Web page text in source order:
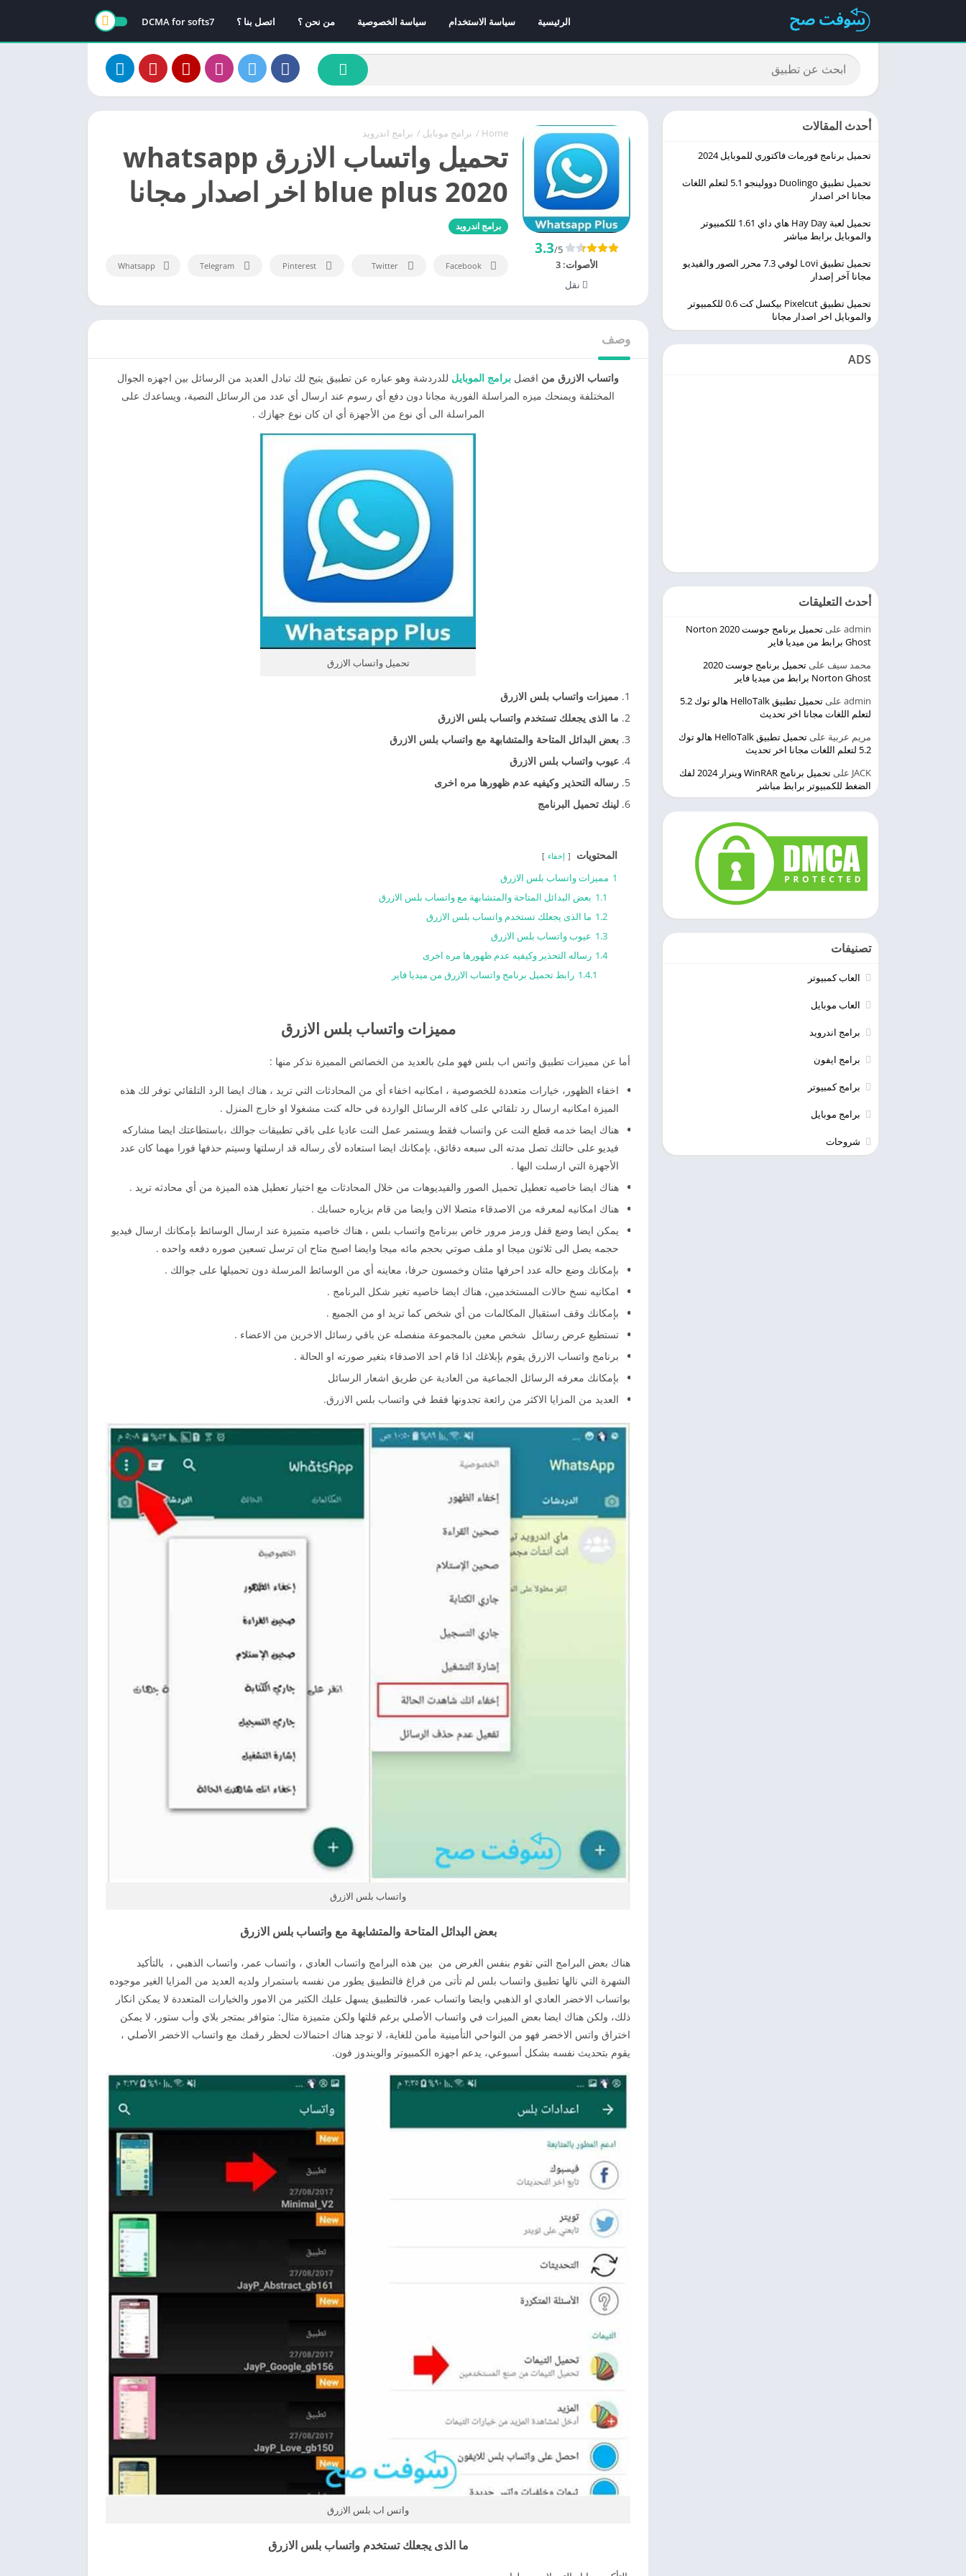
الرئيسية سياسة الاستخدام سياسة الخصوصية من نحن ؟ اتصل بنا ؟ DCMA for softs7
Home
/ برامج موبايل / برامج اندرويد
تحميل واتساب الازرق whatsapp
blue plus 2020 اخر اصدار مجانا
برامج اندرويد
3.3/5
الأصوات:3
نقل
Facebook
Twitter
Pinterest
Telegram
Whatsapp
وصف
واتساب الازرق من افضل برامج الموبايل للدردشة وهو عباره عن تطبيق يتيح لك تبادل العديد من الرسائل بين اجهزه الجوال
المختلفة ويمنحك ميزه المراسلة الفورية مجانا دون دفع أي رسوم عند ارسال أي عدد من الرسائل النصية، ويساعدك على
المراسلة الى أي نوع من الأجهزة أي ان كان نوع جهازك .
تحميل واتساب الازرق
مميزات واتساب بلس الازرق
ما الذى يجعلك تستخدم واتساب بلس الازرق
بعض البدائل المتاحة والمتشابهة مع واتساب بلس الازرق
عيوب واتساب بلس الازرق
رساله التحذير وكيفيه عدم ظهورها مره اخرى
لينك تحميل البرنامج
المحتويات إخفاء
1 مميزات واتساب بلس الازرق
1.1 بعض البدائل المتاحة والمتشابهة مع واتساب بلس الازرق
1.2 ما الذى يجعلك تستخدم واتساب بلس الازرق
1.3 عيوب واتساب بلس الازرق
1.4 رساله التحذير وكيفيه عدم ظهورها مره اخرى
1.4.1 رابط تحميل برنامج واتساب الازرق من ميديا فاير
مميزات واتساب بلس الازرق
أما عن مميزات تطبيق واتس اب بلس فهو ملئ بالعديد من الخصائص المميزة نذكر منها :
اخفاء الظهور، خيارات متعددة للخصوصية ، امكانيه اخفاء أي من المحادثات التي تريد ، هناك ايضا الرد التلقائي توفر لك هذه
الميزة امكانيه ارسال رد تلقائي على كافه الرسائل الواردة في حاله كنت مشغولا او خارج المنزل .
هناك ايضا خدمه قطع النت عن واتساب فقط ويستمر عمل النت عاديا على باقي تطبيقات جوالك ،باستطاعتك ايضا مشاركه
فيديو على حالتك تصل مدته الى سبعه دقائق، بإمكانك ايضا استعاده لأى رساله قد ارسلتها وسيتم حذفها فورا مهما كان عدد
الأجهزة التي ارسلت اليها .
هناك ايضا خاصيه تعطيل تحميل الصور والفيديوهات من خلال المحادثات مع اختيار تعطيل هذه الميزة من أي محادثه تريد .
هناك امكانيه لمعرفه من الاصدقاء متصلا الان وايضا من قام بزياره حسابك .
يمكن ايضا وضع قفل ورمز مرور خاص ببرنامج واتساب بلس ، هناك خاصيه متميزة عند ارسال الوسائط بإمكانك ارسال فيديو
حجمه يصل الى ثلاثون ميجا او ملف صوتي بحجم مائه ميجا وايضا اصبح متاح ان ترسل تسعين صوره دفعه واحده .
بإمكانك وضع حاله عدد احرفها مئتان وخمسون حرفا، معاينه أي من الوسائط المرسلة دون تحميلها على جوالك .
امكانيه نسخ حالات المستخدمين، هناك ايضا خاصيه تغير شكل البرنامج .
بإمكانك وقف استقبال المكالمات من أي شخص كما تريد او من الجميع .
تستطيع عرض رسائل شخص معين بالمجموعة منفصله عن باقي رسائل الاخرين من الاعضاء .
برنامج واتساب الازرق يقوم بإبلاغك اذا قام احد الاصدقاء بتغير صورته او الحالة .
بإمكانك معرفه الرسائل الجماعية من العادية عن طريق اشعار الرسائل
العديد من المزايا الاكثر من رائعة تجدونها فقط في واتساب بلس الازرق.
واتساب بلس الازرق
بعض البدائل المتاحة والمتشابهة مع واتساب بلس الازرق
هناك بعض البرامج التي تقوم بنفس الغرض من بين هذه البرامج واتساب العادي ، واتساب عمر، واتساب الذهبي ، بالتأكيد
الشهرة التي نالها تطبيق واتساب بلس لم تأتى من فراغ فالتطبيق يطور من نفسه باستمرار ولديه العديد من المزايا الغير موجوده
بواتساب الاخضر العادي او الذهبي وايضا واتساب عمر، فالتطبيق يسهل عليك الكثير من الامور والخيارات المتعددة لا يمكن انكار
ذلك، ولكن هناك ايضا بعض الميزات في واتساب الأصلي برغم قلتها ولكن متميزة مثال: متوافر بمتجر بلاي وأب ستور، لا يمكن
اختراق واتس الاخضر فهو من النواحي التأمينية مأمن للغاية، لا توجد هناك احتمالات لحظر رقمك مع واتساب الاخضر الأصلي ،
يقوم بتحديث نفسه بشكل أسبوعي، يدعم اجهزه الكمبيوتر والويندوز فون.
واتس اب بلس الازرق
ما الذى يجعلك تستخدم واتساب بلس الازرق
أحدث المقالات
تحميل برنامج فورمات فاكتوري للموبايل 2024
تحميل تطبيق Duolingo ‏دوولينجو 5.1 لتعلم اللغات
مجانا اخر اصدار
تحميل لعبة Hay Day هاي داي 1.61 للكمبيوتر
والموبايل برابط مباشر
تحميل تطبيق Lovi لوفي 7.3 محرر الصور والفيديو
مجانا آخر إصدار
تحميل تطبيق Pixelcut بيكسل كت 0.6 للكمبيوتر
والموبايل اخر اصدار مجانا
ADS
أحدث التعليقات
admin على
تحميل برنامج جوست 2020 Norton
Ghost برابط من ميديا فاير
محمد سيف على
تحميل برنامج جوست 2020
Norton Ghost برابط من ميديا فاير
admin على
تحميل تطبيق HelloTalk هالو توك 5.2
لتعلم اللغات مجانا اخر تحديث
مريم عربية على
تحميل تطبيق HelloTalk هالو توك
5.2 لتعلم اللغات مجانا اخر تحديث
JACK على
تحميل برنامج WinRAR وينرار 2024 لفك
الضغط للكمبيوتر برابط مباشر
تصنيفات
العاب كمبيوتر
العاب موبايل
برامج اندرويد
برامج ايفون
برامج كمبيوتر
برامج موبايل
شروحات